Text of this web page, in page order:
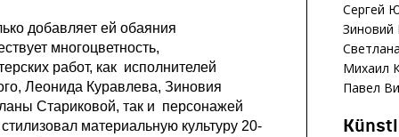
добавляет ей обаяния
многоцветность,
работ, как исполнителей
Леонида Куравлева, Зиновия
Стариковой, так и персонажей
материальную культуру 20-
Сергей
Зиновий
Михаил
Павел